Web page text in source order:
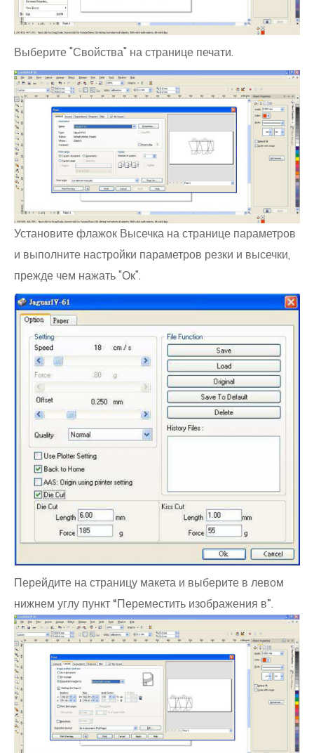
Выберите "Свойства" на странице печати.
Установите флажок Высечка на странице параметров
и выполните настройки параметров резки и высечки,
прежде чем нажать "Ок".
Перейдите на страницу макета и выберите в левом
нижнем углу пункт “Переместить изображения в”.